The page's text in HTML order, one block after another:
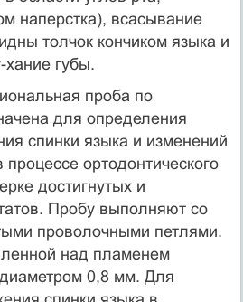
наперстка), всасывание
толчок кончиком языка и
губы.
проба по
для определения
спинки языка и изменений
ортодонтического
достигнутых и
Пробу выполняют со
проволочными петлями.
над пламенем
0,8 мм. Для